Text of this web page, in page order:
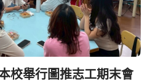
校舉行圖推志工期末會